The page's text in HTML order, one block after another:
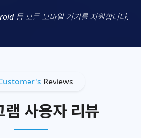
등 모든 모바일 기기를 지원합니다.
Reviews
램 사용자 리뷰